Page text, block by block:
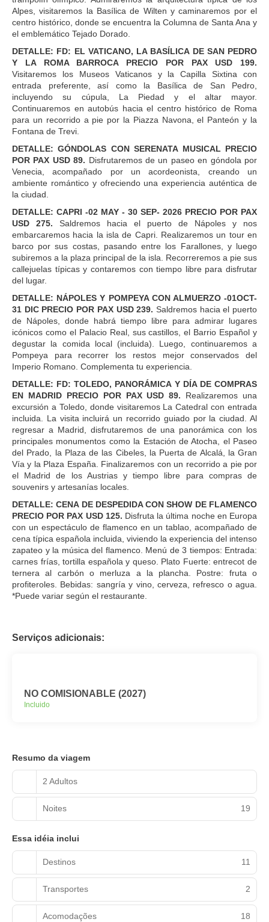
Alpes, visitaremos la Basílica de Wilten y caminaremos por el
centro histórico, donde se encuentra la Columna de Santa Ana y
el emblemático Tejado Dorado.
DETALLE: FD: EL VATICANO, LA BASÍLICA DE SAN PEDRO
Y LA ROMA BARROCA PRECIO POR PAX USD 199.
Visitaremos los Museos Vaticanos y la Capilla Sixtina con
entrada preferente, así como la Basílica de San Pedro,
incluyendo su cúpula, La Piedad y el altar mayor.
Continuaremos en autobús hacia el centro histórico de Roma
para un recorrido a pie por la Piazza Navona, el Panteón y la
Fontana de Trevi.
DETALLE: GÓNDOLAS CON SERENATA MUSICAL PRECIO
POR PAX USD 89. Disfrutaremos de un paseo en góndola por
Venecia, acompañado por un acordeonista, creando un
ambiente romántico y ofreciendo una experiencia auténtica de
la ciudad.
DETALLE: CAPRI -02 MAY - 30 SEP- 2026 PRECIO POR PAX
USD 275. Saldremos hacia el puerto de Nápoles y nos
embarcaremos hacia la isla de Capri. Realizaremos un tour en
barco por sus costas, pasando entre los Farallones, y luego
subiremos a la plaza principal de la isla. Recorreremos a pie sus
callejuelas típicas y contaremos con tiempo libre para disfrutar
del lugar.
DETALLE: NÁPOLES Y POMPEYA CON ALMUERZO -01OCT-
31 DIC PRECIO POR PAX USD 239. Saldremos hacia el puerto
de Nápoles, donde habrá tiempo libre para admirar lugares
icónicos como el Palacio Real, sus castillos, el Barrio Español y
degustar la comida local (incluida). Luego, continuaremos a
Pompeya para recorrer los restos mejor conservados del
Imperio Romano. Complementa tu experiencia.
DETALLE: FD: TOLEDO, PANORÁMICA Y DÍA DE COMPRAS
EN MADRID PRECIO POR PAX USD 89. Realizaremos una
excursión a Toledo, donde visitaremos La Catedral con entrada
incluida. La visita incluirá un recorrido guiado por la ciudad. Al
regresar a Madrid, disfrutaremos de una panorámica con los
principales monumentos como la Estación de Atocha, el Paseo
del Prado, la Plaza de las Cibeles, la Puerta de Alcalá, la Gran
Vía y la Plaza España. Finalizaremos con un recorrido a pie por
el Madrid de los Austrias y tiempo libre para compras de
souvenirs y artesanías locales.
DETALLE: CENA DE DESPEDIDA CON SHOW DE FLAMENCO
PRECIO POR PAX USD 125. Disfruta la última noche en Europa
con un espectáculo de flamenco en un tablao, acompañado de
cena típica española incluida, viviendo la experiencia del intenso
zapateo y la música del flamenco. Menú de 3 tiempos: Entrada:
carnes frías, tortilla española y queso. Plato Fuerte: entrecot de
ternera al carbón o merluza a la plancha. Postre: fruta o
profiteroles. Bebidas: sangría y vino, cerveza, refresco o agua.
*Puede variar según el restaurante.
Serviços adicionais:
NO COMISIONABLE (2027)
Incluido
Resumo da viagem
2 Adultos
Noites 19
Essa idéia inclui
Destinos 11
Transportes 2
Acomodações 18